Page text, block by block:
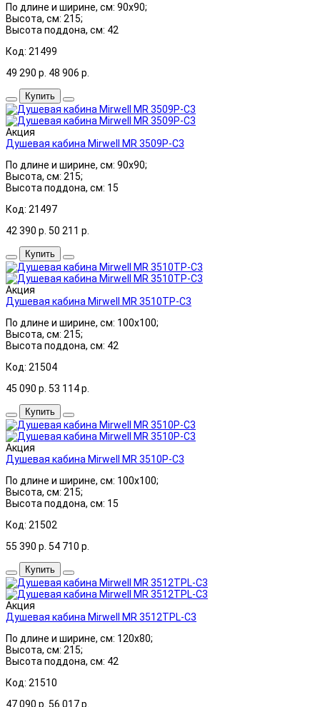
По длине и ширине, см: 90x90;
Высота, см: 215;
Высота поддона, см: 42
Код: 21499
49 290 р. 48 906 р.
Купить
Акция
Душевая кабина Mirwell MR 3509P-C3
По длине и ширине, см: 90x90;
Высота, см: 215;
Высота поддона, см: 15
Код: 21497
42 390 р. 50 211 р.
Купить
Акция
Душевая кабина Mirwell MR 3510TP-C3
По длине и ширине, см: 100x100;
Высота, см: 215;
Высота поддона, см: 42
Код: 21504
45 090 р. 53 114р.
Купить
Акция
Душевая кабина Mirwell MR 3510P-C3
По длине и ширине, см: 100x100;
Высота, см: 215;
Высота поддона, см: 15
Код: 21502
55 390 р. 54 710 р.
Купить
Акция
Душевая кабина Mirwell MR 3512TPL-C3
По длине и ширине, см: 120x80;
Высота, см: 215;
Высота поддона, см: 42
Код: 21510
47 090 р. 56 017р.